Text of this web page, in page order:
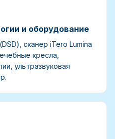
и оборудование
сканер iTero Lumina
кресла,
ультразвуковая